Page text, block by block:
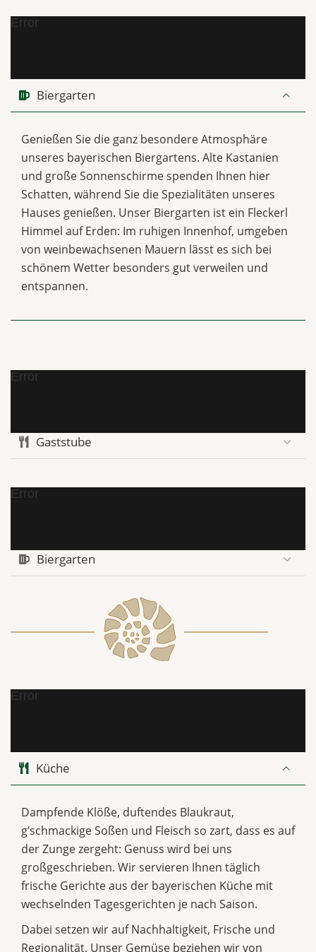
Error
Biergarten
Genießen Sie die ganz besondere Atmosphäre
unseres bayerischen Biergartens. Alte Kastanien
und große Sonnenschirme spenden Ihnen hier
Schatten, während Sie die Spezialitäten unseres
Hauses genießen. Unser Biergarten ist ein Fleckerl
Himmel auf Erden: Im ruhigen Innenhof, umgeben
von weinbewachsenen Mauern lässt es sich bei
schönem Wetter besonders gut verweilen und
entspannen.
Error
Gaststube
Error
Biergarten
Error
Küche
Dampfende Klöße, duftendes Blaukraut,
g’schmackige Soßen und Fleisch so zart, dass es auf
der Zunge zergeht: Genuss wird bei uns
großgeschrieben. Wir servieren Ihnen täglich
frische Gerichte aus der bayerischen Küche mit
wechselnden Tagesgerichten je nach Saison.
Dabei setzen wir auf Nachhaltigkeit, Frische und
Regionalität. Unser Gemüse beziehen wir von